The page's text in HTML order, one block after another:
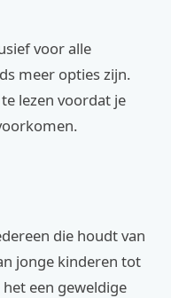
voor alle
meer opties zijn.
lezen voordat je
die houdt van
jonge kinderen tot
een geweldige